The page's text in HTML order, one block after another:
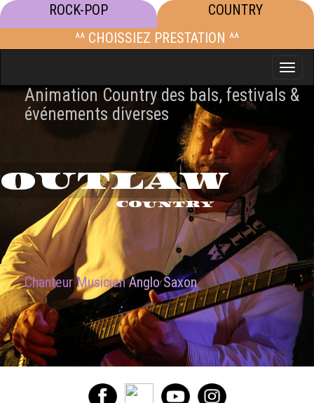
ROCK-POP
COUNTRY
^^ CHOISSIEZ PRESTATION ^^
Toggle
Animation Country des bals, festivals &
événements diverses
OUTLAW
COUNTRY
Chanteur MusicienAnglo Saxon